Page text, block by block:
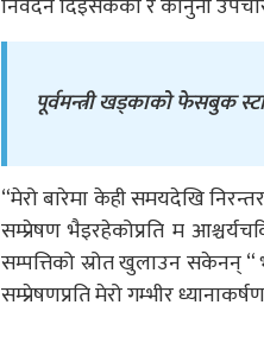
पूर्वमन्त्री खड्काको फेसबुक
“मेरो बारेमा केही समयदेखि
सम्प्रेषण भैइरहेकोप्रति म
सम्पत्तिको स्रोत खुलाउन सकेनन्
सम्प्रेषणप्रति मेरो गम्भीर